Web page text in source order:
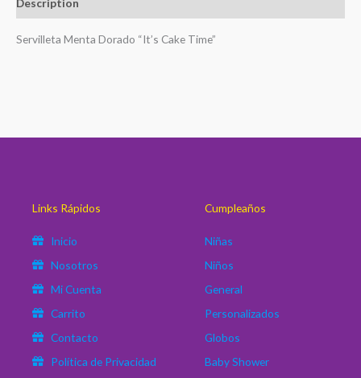
Servilleta Menta Dorado “It’s Cake Time”
Links Rápidos
Inicio
Nosotros
Mi Cuenta
Carrito
Contacto
Política de Privacidad
Cumpleaños
Niñas
Niños
General
Personalizados
Globos
Baby Shower